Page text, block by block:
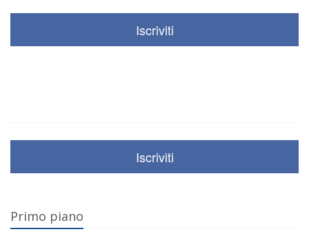
Iscriviti
Iscriviti
Primo piano